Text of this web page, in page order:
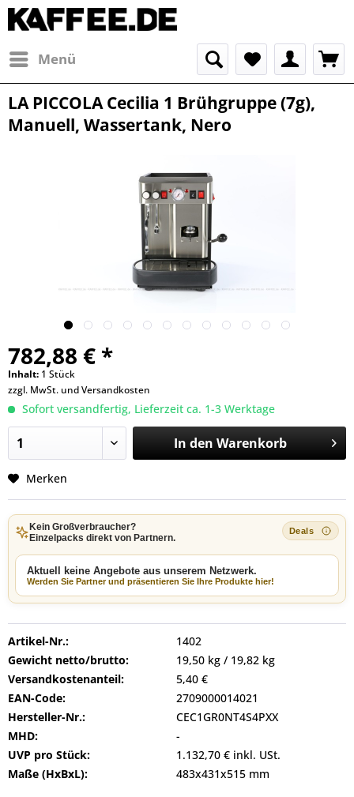
Menü
LA PICCOLA Cecilia 1 Brühgruppe (7g),
Manuell, Wassertank, Nero
782,88 € *
Inhalt: 1 Stück
zzgl. MwSt. undVersandkosten
Sofort versandfertig, Lieferzeit ca. 1-3 Werktage
In den Warenkorb
Merken
Kein Großverbraucher?
Einzelpacks direkt von Partnern.
Aktuell keine Angebote aus unserem Netzwerk.
Werden Sie Partner und präsentieren Sie Ihre Produkte hier!
Artikel-Nr.:
1402
Gewicht netto/brutto:
19,50 kg / 19,82 kg
Versandkostenanteil:
5,40 €
EAN-Code:
2709000014021
Hersteller-Nr.:
CEC1GR0NT4S4PXX
MHD:
-
UVP pro Stück:
1.132,70 € inkl. USt.
Maße (HxBxL):
483x431x515 mm